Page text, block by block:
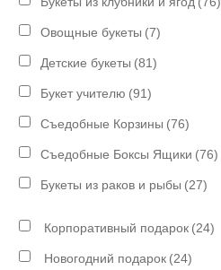
Овощные букеты (7)
Детские букеты (81)
Букет учителю (91)
Съедобные Корзины (76)
Съедобные Боксы Ящики (76)
Букеты из раков и рыбы (27)
Корпоративный подарок (24)
Новогодний подарок (24)